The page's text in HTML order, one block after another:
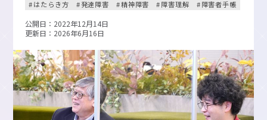
はたらき方 発達障害 精神障害 障害理解 障害者手帳
公開日：2022年12月14日
更新日：2026年6月16日